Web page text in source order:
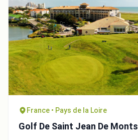
France • Pays de la Loire
Golf De Saint Jean De Monts